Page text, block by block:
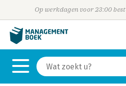
Op werkdagen voor 23:00